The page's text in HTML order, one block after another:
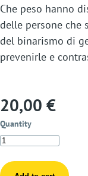
Che peso hanno
delle persone che
del binarismo di
prevenirle e
20,00 €
Quantity